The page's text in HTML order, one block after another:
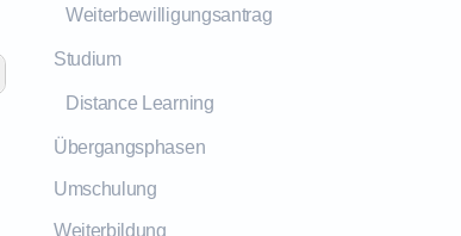
Weiterbewilligungsantrag
Studium
Distance Learning
Übergangsphasen
Umschulung
Weiterbildung